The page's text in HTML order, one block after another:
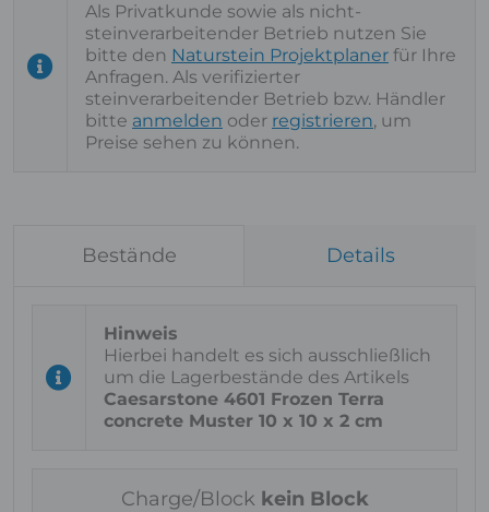
Als Privatkunde sowie als nicht-
steinverarbeitender Betrieb nutzen Sie
bitte den Naturstein Projektplaner für Ihre
Anfragen. Als verifizierter
steinverarbeitender Betrieb bzw. Händler
bitte anmelden oder registrieren, um
Preise sehen zu können.
Bestände Details
Hierbei handelt es sich ausschließlich
um die Lagerbestände des Artikels
Caesarstone 4601 Frozen Terra
concrete Muster 10 x 10 x 2 cm
Charge/Block kein Block